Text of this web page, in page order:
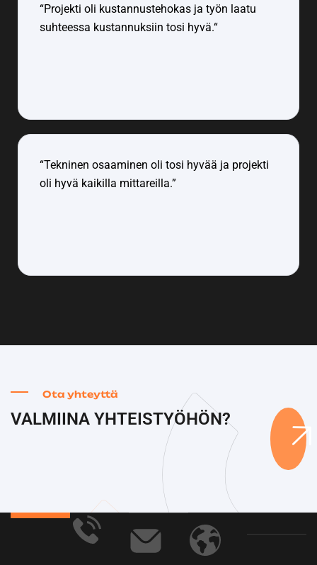
“Projekti oli kustannustehokas ja työn laatu
suhteessa kustannuksiin tosi hyvä.“
“Tekninen osaaminen oli tosi hyvää ja projekti
oli hyvä kaikilla mittareilla.”
Ota yhteyttä
VALMIINA YHTEISTYÖHÖN?